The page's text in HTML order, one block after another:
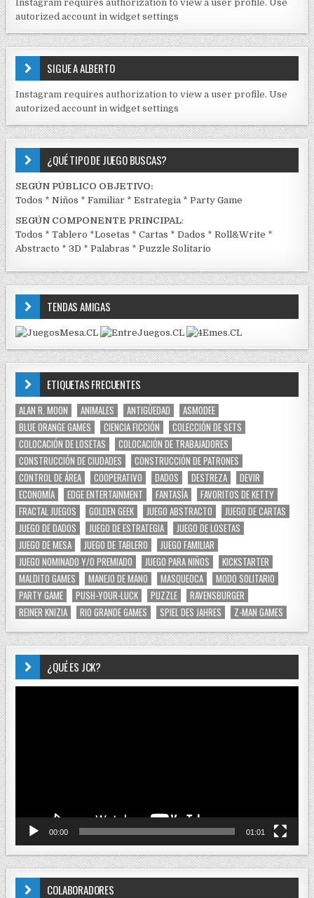
D
S
E
J
C
K
Instagram requires authorization to view a user profile. Use
autorized account in widget settings
SIGUE A ALBERTO
Instagram requires authorization to view a user profile. Use
autorized account in widget settings
¿QUÉ TIPO DE JUEGO BUSCAS?
SEGÚN PÚBLICO OBJETIVO:
Todos *Niños *Familiar *Estrategia *Party Game
SEGÚN COMPONENTE PRINCIPAL:
Todos *Tablero *Losetas *Cartas *Dados *Roll&Write *
Abstracto *3D *Palabras *Puzzle Solitario
TENDAS AMIGAS
ETIQUETAS FRECUENTES
ALAN R. MOON ANIMALES ANTIGÜEDAD
ASMODEE
BLUE ORANGE GAMES
CIENCIA FICCIÓN
COLECCIÓN DE SETS
COLOCACIÓN DE LOSETAS
COLOCACIÓN DE TRABAJADORES
CONSTRUCCIÓN DE CIUDADES
CONSTRUCCIÓN DE PATRONES
CONTROL DE ÁREA
COOPERATIVO DADOS DESTREZA
DEVIR
ECONOMÍA
EDGE ENTERTAINMENT FANTASÍA
FAVORITOS DE KETTY
FRACTAL JUEGOS
GOLDEN GEEK JUEGO ABSTRACTO
JUEGO DE CARTAS
JUEGO DE DADOS
JUEGO DE ESTRATEGIA
JUEGO DE LOSETAS
JUEGO DE MESA
JUEGO DE TABLERO
JUEGO FAMILIAR
JUEGO NOMINADO Y/O PREMIADO
JUEGO PARA NIÑOS
KICKSTARTER
MALDITO GAMES
MANEJO DE MANO MASQUEOCA
MODO SOLITARIO
PARTY GAME
PUSH-YOUR-LUCK PUZZLE
RAVENSBURGER
REINER KNIZIA
RIO GRANDE GAMES SPIEL DES JAHRES Z-MAN GAMES
¿QUÉ ES JCK?
00:00 01:01
COLABORADORES